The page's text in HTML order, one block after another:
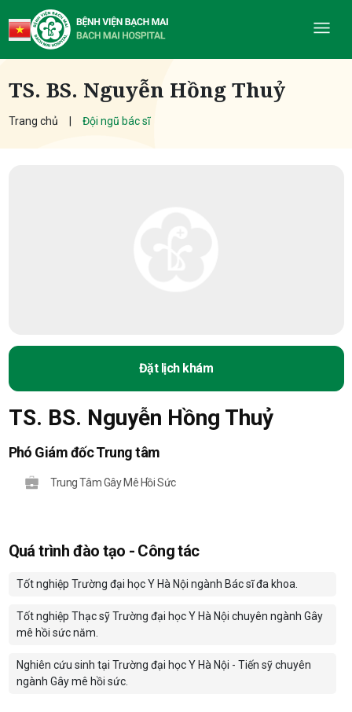
TS. BS. Nguyễn Hồng Thuỷ
Trang chủ Đội ngũ bác sĩ
Đặt lịch khám
TS. BS. Nguyễn Hồng Thuỷ
Phó Giám đốc Trung tâm
Trung Tâm Gây Mê Hồi Sức
Quá trình đào tạo - Công tác
Tốt nghiệp Trường đại học Y Hà Nội ngành Bác sĩ đa khoa.
Tốt nghiệp Thạc sỹ Trường đại học Y Hà Nội chuyên ngành Gây
mê hồi sức năm.
Nghiên cứu sinh tại Trường đại học Y Hà Nội - Tiến sỹ chuyên
ngành Gây mê hồi sức.